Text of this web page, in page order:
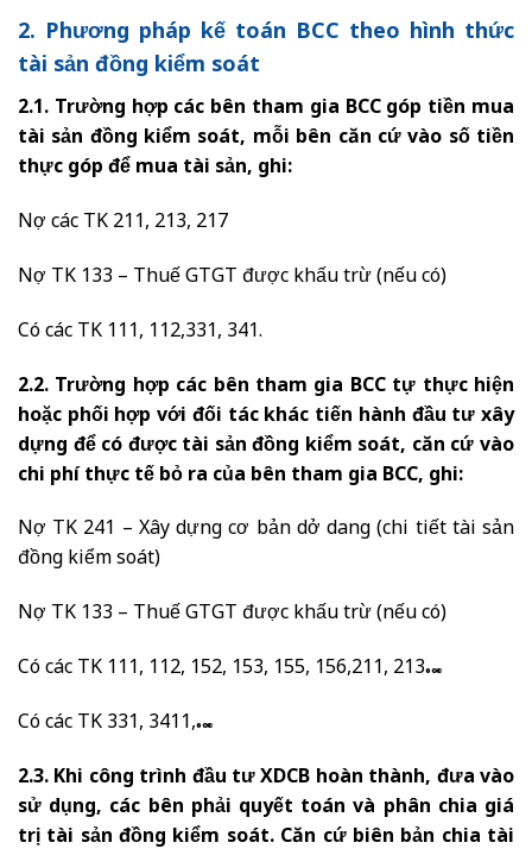
2. Phương pháp kế toán BCC theo hình thức
tài sản đồng kiểm soát
2.1. Trường hợp các bên tham gia BCC góp tiền mua
tài sản đồng kiểm soát, mỗi bên căn cứ vào số tiền
thực góp để mua tài sản, ghi:
Nợ các TK 211, 213, 217
Nợ TK 133 – Thuế GTGT được khấu trừ (nếu có)
Có các TK 111, 112,331, 341.
2.2. Trường hợp các bên tham gia BCC tự thực hiện
hoặc phối hợp với đối tác khác tiến hành đầu tư xây
dựng để có được tài sản đồng kiểm soát, căn cứ vào
chi phí thực tế bỏ ra của bên tham gia BCC, ghi:
Nợ TK 241 – Xây dựng cơ bản dở dang (chi tiết tài sản
đồng kiểm soát)
Nợ TK 133 – Thuế GTGT được khấu trừ (nếu có)
Có các TK 111, 112, 152, 153, 155, 156,211, 213…
Có các TK 331, 3411,…
2.3. Khi công trình đầu tư XDCB hoàn thành, đưa vào
sử dụng, các bên phải quyết toán và phân chia giá
trị tài sản đồng kiểm soát. Căn cứ biên bản chia tài